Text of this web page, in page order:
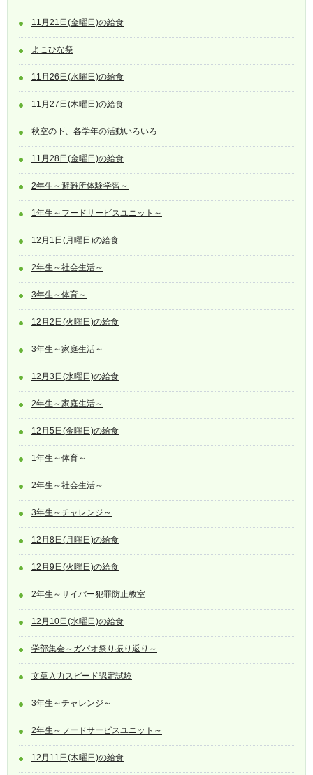
11月21日(金曜日)の給食
よこひな祭
11月26日(水曜日)の給食
11月27日(木曜日)の給食
秋空の下、各学年の活動いろいろ
11月28日(金曜日)の給食
2年生～避難所体験学習～
1年生～フードサービスユニット～
12月1日(月曜日)の給食
2年生～社会生活～
3年生～体育～
12月2日(火曜日)の給食
3年生～家庭生活～
12月3日(水曜日)の給食
2年生～家庭生活～
12月5日(金曜日)の給食
1年生～体育～
2年生～社会生活～
3年生～チャレンジ～
12月8日(月曜日)の給食
12月9日(火曜日)の給食
2年生～サイバー犯罪防止教室
12月10日(水曜日)の給食
学部集会～ガパオ祭り振り返り～
文章入力スピード認定試験
3年生～チャレンジ～
2年生～フードサービスユニット～
12月11日(木曜日)の給食